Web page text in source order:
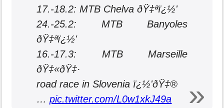
17.-18.2: MTB Chelva ðŸ‡ªï¿½'
24.-25.2: MTB Banyoles
ðŸ‡ªï¿½'
16.-17.3: MTB Marseille
ðŸ‡«ðŸ‡·
road race in Slovenia ï¿½'ðŸ‡®
…pic.twitter.com/L0w1xkJ49a